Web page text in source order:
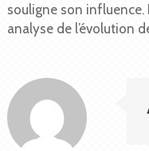
souligne son influence.
analyse de l’évolution